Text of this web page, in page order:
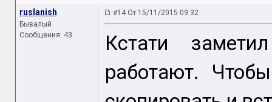
ruslanish
Бывалый
Сообщения: 43
#14 От 15/11/2015 09:32
Кстати
работают.